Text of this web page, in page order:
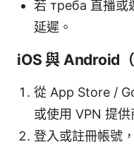
若 треба 直播或
延遲。
iOS 與 Android（
從 App Store /
或使用 VPN 提供
登入或註冊帳號